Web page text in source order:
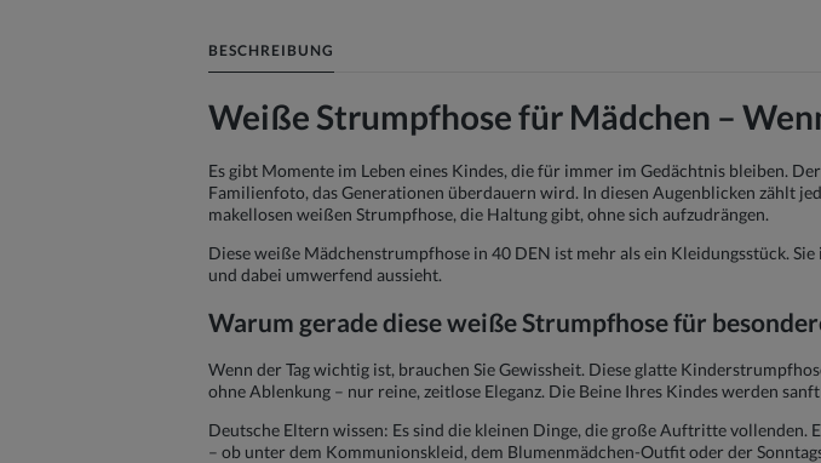
BESCHREIBUNG
Weiße Strumpfhose für Mädchen –
Es gibt Momente im Leben eines Kindes, die für immer im Gedächtnis bleiben.
Familienfoto, das Generationen überdauern wird. In diesen Augenblicken zählt
makellosen weißen Strumpfhose, die Haltung gibt, ohne sich aufzudrängen.
Diese weiße Mädchenstrumpfhose in 40 DEN ist mehr als ein Kleidungsstück.
und dabei umwerfend aussieht.
Warum gerade diese weiße Strumpfhose für
Wenn der Tag wichtig ist, brauchen Sie Gewissheit. Diese glatte
ohne Ablenkung – nur reine, zeitlose Eleganz. Die Beine Ihres Kindes werden
Deutsche Eltern wissen: Es sind die kleinen Dinge, die große Auftritte
– ob unter dem Kommunionskleid, dem Blumenmädchen-Outfit oder der